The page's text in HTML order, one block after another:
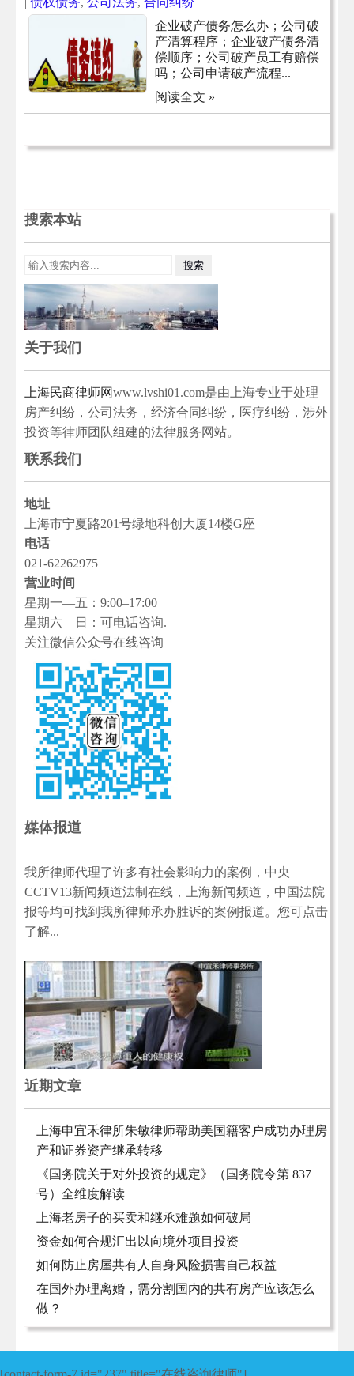
企业破产债务怎么办；公司破
产清算程序；企业破产债务清
偿顺序；公司破产员工有赔偿
吗；公司申请破产流程...
阅读全文 »
搜索本站
关于我们
上海民商律师网www.lvshi01.com是由上海专业于处理
房产纠纷，公司法务，经济合同纠纷，医疗纠纷，涉外
投资等律师团队组建的法律服务网站。
联系我们
地址
上海市宁夏路201号绿地科创大厦14楼G座
电话
021-62262975
营业时间
星期一—五：9:00–17:00
星期六—日：可电话咨询.
关注微信公众号在线咨询
媒体报道
我所律师代理了许多有社会影响力的案例，中央
CCTV13新闻频道法制在线，上海新闻频道，中国法院
报等均可找到我所律师承办胜诉的案例报道。您可点击
了解...
近期文章
上海申宜禾律所朱敏律师帮助美国籍客户成功办理房
产和证券资产继承转移
《国务院关于对外投资的规定》（国务院令第 837
号）全维度解读
上海老房子的买卖和继承难题如何破局
资金如何合规汇出以向境外项目投资
如何防止房屋共有人自身风险损害自己权益
在国外办理离婚，需分割国内的共有房产应该怎么
做？